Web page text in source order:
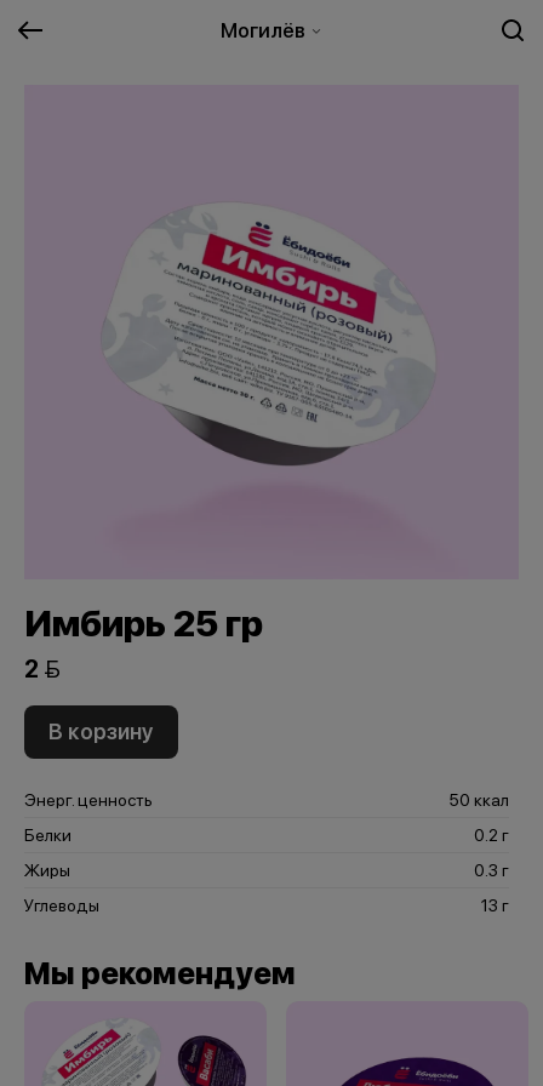
Могилёв
Имбирь 25 гр
2 
В корзину
Энерг. ценность
50 ккал
Белки
0.2 г
Жиры
0.3 г
Углеводы
13 г
Мы рекомендуем